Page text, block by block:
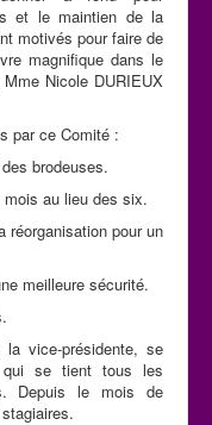
et le maintien de la
motivés pour faire de
magnifique dans le
Nicole DURIEUX
par ce Comité :
brodeuses.
mois au lieu des six.
réorganisation pour un
meilleure sécurité.
vice-présidente, se
qui se tient tous les
Depuis le mois de